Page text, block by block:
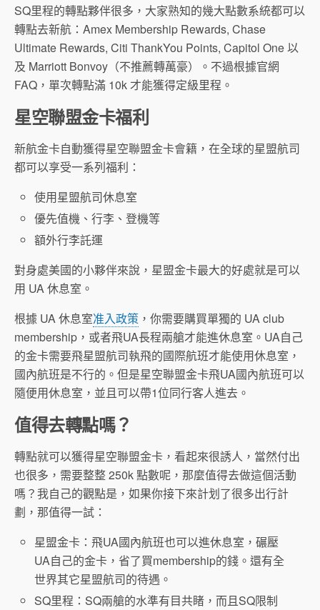
SQ里程的轉點夥伴很多，大家熟知的幾大點數系統都可以
轉點去新航：Amex Membership Rewards, Chase
Ultimate Rewards, Citi ThankYou Points, Capitol One 以
及 Marriott Bonvoy（不推薦轉萬豪）。不過根據官網
FAQ，單次轉點滿 10k 才能獲得定級里程。
星空聯盟金卡福利
新航金卡自動獲得星空聯盟金卡會籍，在全球的星盟航司
都可以享受一系列福利：
使用星盟航司休息室
優先值機、行李、登機等
額外行李託運
對身處美國的小夥伴來說，星盟金卡最大的好處就是可以
用 UA 休息室。
根據 UA 休息室准入政策 ，你需要購買單獨的 UA club
membership，或者飛UA長程兩艙才能進休息室。UA自己
的金卡需要飛星盟航司執飛的國際航班才能使用休息室，
國內航班是不行的。但是星空聯盟金卡飛UA國內航班可以
隨便用休息室，並且可以帶1位同行客人進去。
值得去轉點嗎？
轉點就可以獲得星空聯盟金卡，看起來很誘人，當然付出
也很多，需要整整 250k 點數呢，那麼值得去做這個活動
嗎？我自己的觀點是，如果你接下來計划了很多出行計
劃，那值得一試：
星盟金卡：飛UA國內航班也可以進休息室，碾壓
UA自己的金卡，省了買membership的錢。還有全
世界其它星盟航司的待遇。
SQ里程：SQ兩艙的水準有目共睹，而且SQ限制